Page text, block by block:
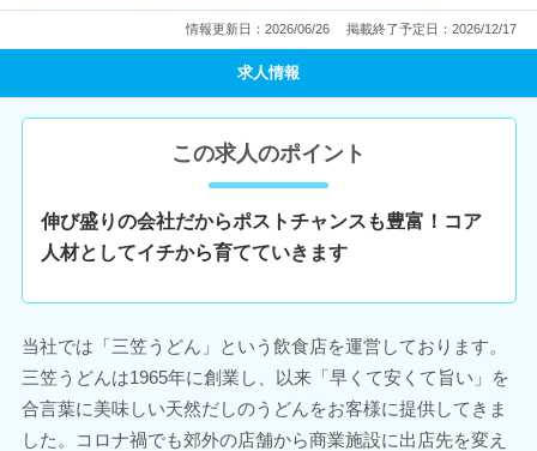
情報更新日：2026/06/26 掲載終了予定日：2026/12/17
求人情報
この求人のポイント
伸び盛りの会社だからポストチャンスも豊富！コア
人材としてイチから育てていきます
当社では「三笠うどん」という飲食店を運営しております。
三笠うどんは1965年に創業し、以来「早くて安くて旨い」を
合言葉に美味しい天然だしのうどんをお客様に提供してきま
した。コロナ禍でも郊外の店舗から商業施設に出店先を変え